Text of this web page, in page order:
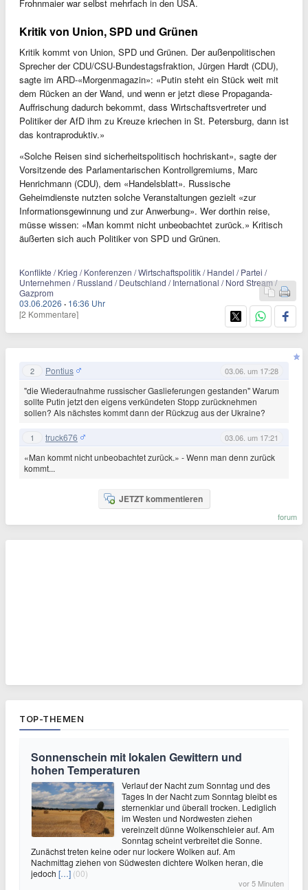
Frohnmaier war selbst mehrfach in den USA.
Kritik von Union, SPD und Grünen
Kritik kommt von Union, SPD und Grünen. Der außenpolitischen
Sprecher der CDU/CSU-Bundestagsfraktion, Jürgen Hardt (CDU),
sagte im ARD-«Morgenmagazin»: «Putin steht ein Stück weit mit
dem Rücken an der Wand, und wenn er jetzt diese Propaganda-
Auffrischung dadurch bekommt, dass Wirtschaftsvertreter und
Politiker der AfD ihm zu Kreuze kriechen in St. Petersburg, dann ist
das kontraproduktiv.»
«Solche Reisen sind sicherheitspolitisch hochriskant», sagte der
Vorsitzende des Parlamentarischen Kontrollgremiums, Marc
Henrichmann (CDU), dem «Handelsblatt». Russische
Geheimdienste nutzten solche Veranstaltungen gezielt «zur
Informationsgewinnung und zur Anwerbung». Wer dorthin reise,
müsse wissen: «Man kommt nicht unbeobachtet zurück.» Kritisch
äußerten sich auch Politiker von SPD und Grünen.
Konflikte / Krieg / Konferenzen / Wirtschaftspolitik / Handel / Partei /
Unternehmen / Russland / Deutschland / International / Nord Stream /
Gazprom
03.06.2026 · 16:36 Uhr
[2 Kommentare]
2 Pontius 03.06. um 17:28
"die Wiederaufnahme russischer Gaslieferungen gestanden" Warum
sollte Putin jetzt den eigens verkündeten Stopp zurücknehmen
sollen? Als nächstes kommt dann der Rückzug aus der Ukraine?
1 truck676 03.06. um 17:21
«Man kommt nicht unbeobachtet zurück.» - Wenn man denn zurück
kommt...
JETZT kommentieren
forum
TOP-THEMEN
Sonnenschein mit lokalen Gewittern und
hohen Temperaturen
Verlauf der Nacht zum Sonntag und des
Tages In der Nacht zum Sonntag bleibt es
sternenklar und überall trocken. Lediglich
im Westen und Nordwesten ziehen
vereinzelt dünne Wolkenschleier auf. Am
Sonntag scheint verbreitet die Sonne.
Zunächst treten keine oder nur lockere Wolken auf. Am
Nachmittag ziehen von Südwesten dichtere Wolken heran, die
jedoch […] (00)
vor 5 Minuten